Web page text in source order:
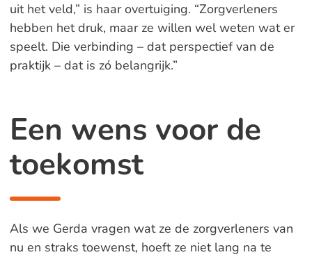
uit het veld,” is haar overtuiging. “Zorgverleners
hebben het druk, maar ze willen wel weten wat er
speelt. Die verbinding – dat perspectief van de
praktijk – dat is zó belangrijk.”
Een wens voor de
toekomst
Als we Gerda vragen wat ze de zorgverleners van
nu en straks toewenst, hoeft ze niet lang na te